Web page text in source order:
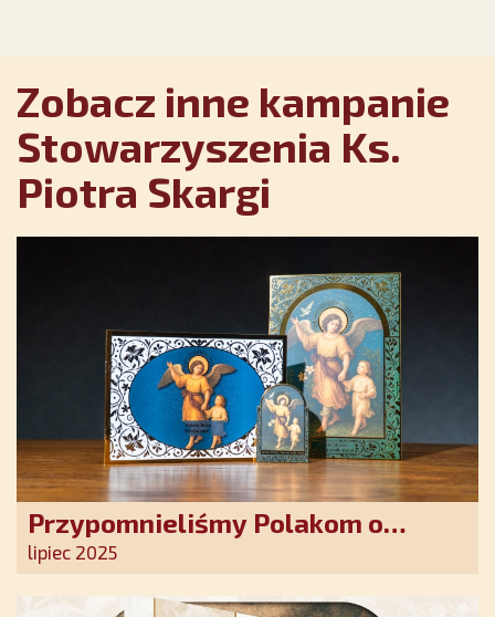
Zobacz inne kampanie
Stowarzyszenia Ks.
Piotra Skargi
Przypomnieliśmy Polakom o
obecności Anioła Stróża!
lipiec 2025